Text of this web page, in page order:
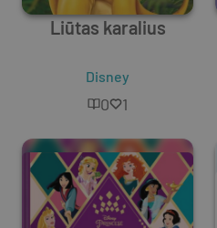
Liūtas karalius
Disney
0 1